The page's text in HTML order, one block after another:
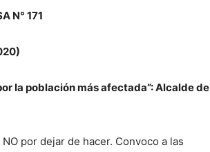
N° 171
la población más afectada”: Alcalde de
por dejar de hacer. Convoco a las